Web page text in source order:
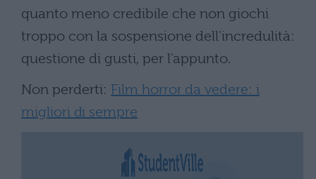
quanto meno credibile che non giochi
troppo con la sospensione dell'incredulità:
questione di gusti, per l'appunto.
Non perderti: Film horror da vedere: i
migliori di sempre